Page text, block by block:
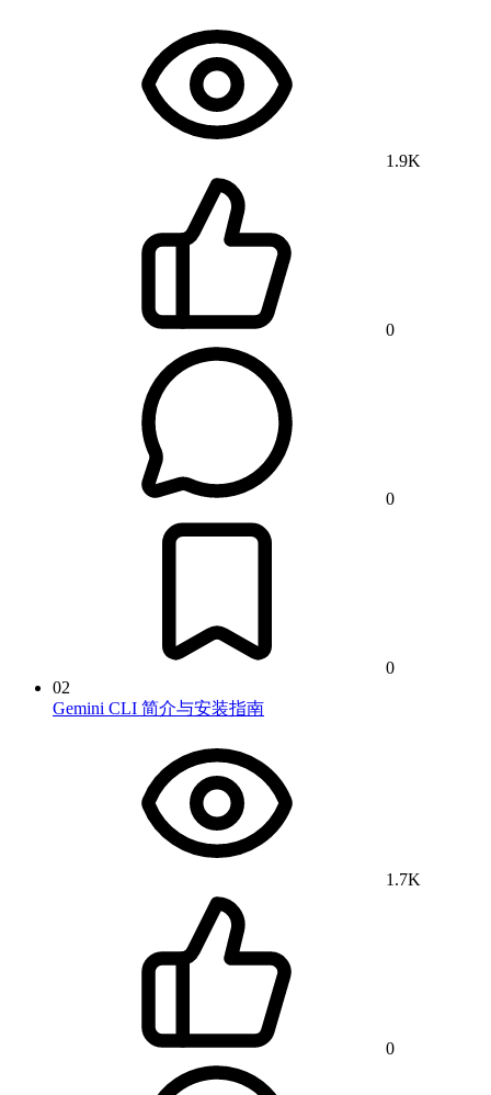
1.9K
0
0
0
02
Gemini CLI 简介与安装指南
1.7K
0